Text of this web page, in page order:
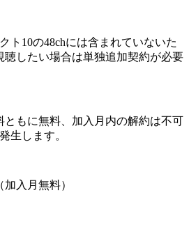
ト10の48chには含まれていないた
聴したい場合は単独追加契約が必要
ともに無料、加入月内の解約は不可
生します。
（加入月無料）